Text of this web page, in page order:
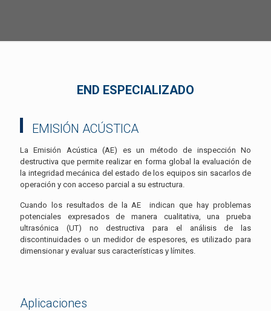
END ESPECIALIZADO
EMISIÓN ACÚSTICA
La Emisión Acústica (AE) es un método de inspección No
destructiva que permite realizar en forma global la evaluación de
la integridad mecánica del estado de los equipos sin sacarlos de
operación y con acceso parcial a su estructura.
Cuando los resultados de la AE indican que hay problemas
potenciales expresados de manera cualitativa, una prueba
ultrasónica (UT) no destructiva para el análisis de las
discontinuidades o un medidor de espesores, es utilizado para
dimensionar y evaluar sus características y límites.
Aplicaciones